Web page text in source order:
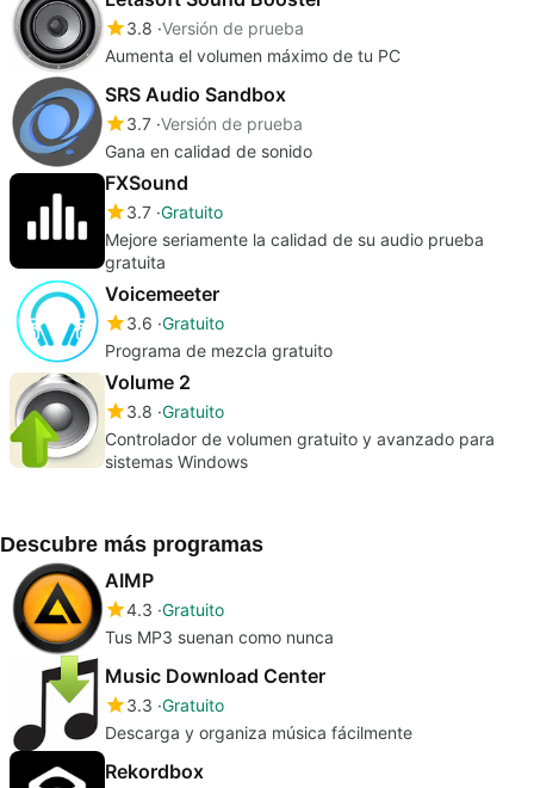
3.8 Versión de prueba
Aumenta el volumen máximo de tu PC
SRS Audio Sandbox
3.7 Versión de prueba
Gana en calidad de sonido
FXSound
3.7 Gratuito
Mejore seriamente la calidad de su audio prueba
gratuita
Voicemeeter
3.6 Gratuito
Programa de mezcla gratuito
Volume 2
3.8 Gratuito
Controlador de volumen gratuito y avanzado para
sistemas Windows
Descubre más programas
AIMP
4.3 Gratuito
Tus MP3 suenan como nunca
Music Download Center
3.3 Gratuito
Descarga y organiza música fácilmente
Rekordbox